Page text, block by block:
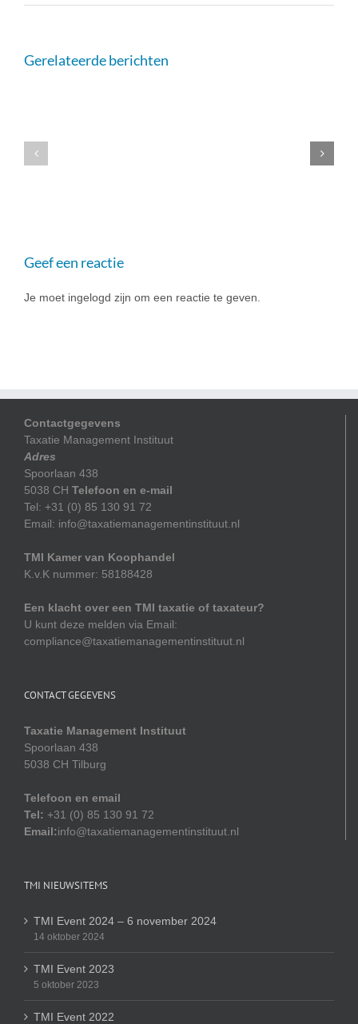
Gerelateerde berichten
Geef een reactie
Je moet ingelogd zijn om een reactie te geven.
Contactgegevens
Taxatie Management Instituut
Adres
Spoorlaan 438
5038 CH Telefoon en e-mail
Tel: +31 (0) 85 130 91 72
Email: info@taxatiemanagementinstituut.nl
TMI Kamer van Koophandel
K.v.K nummer: 58188428
Een klacht over een TMI taxatie of taxateur?
U kunt deze melden via Email:
compliance@taxatiemanagementinstituut.nl
CONTACT GEGEVENS
Taxatie Management Instituut
Spoorlaan 438
5038 CH Tilburg
Telefoon en email
Tel: +31 (0) 85 130 91 72
Email:info@taxatiemanagementinstituut.nl
TMI NIEUWSITEMS
TMI Event 2024 – 6 november 2024
14 oktober 2024
TMI Event 2023
5 oktober 2023
TMI Event 2022